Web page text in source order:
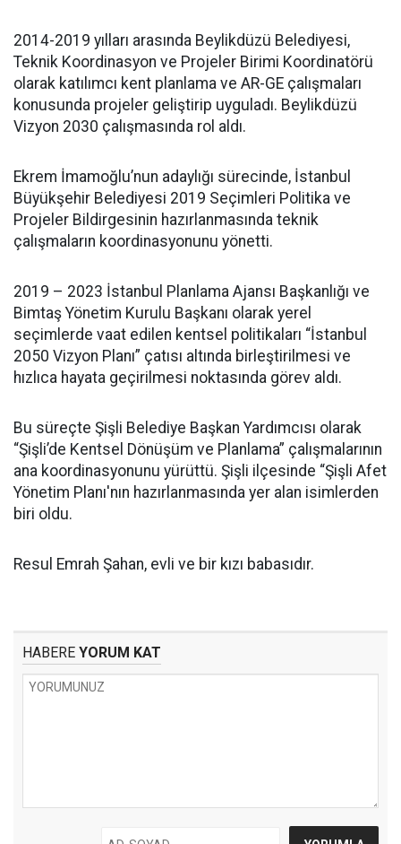
2014-2019 yılları arasında Beylikdüzü Belediyesi,
Teknik Koordinasyon ve Projeler Birimi Koordinatörü
olarak katılımcı kent planlama ve AR-GE çalışmaları
konusunda projeler geliştirip uyguladı. Beylikdüzü
Vizyon 2030 çalışmasında rol aldı.
Ekrem İmamoğlu’nun adaylığı sürecinde, İstanbul
Büyükşehir Belediyesi 2019 Seçimleri Politika ve
Projeler Bildirgesinin hazırlanmasında teknik
çalışmaların koordinasyonunu yönetti.
2019 – 2023 İstanbul Planlama Ajansı Başkanlığı ve
Bimtaş Yönetim Kurulu Başkanı olarak yerel
seçimlerde vaat edilen kentsel politikaları “İstanbul
2050 Vizyon Planı” çatısı altında birleştirilmesi ve
hızlıca hayata geçirilmesi noktasında görev aldı.
Bu süreçte Şişli Belediye Başkan Yardımcısı olarak
“Şişli’de Kentsel Dönüşüm ve Planlama” çalışmalarının
ana koordinasyonunu yürüttü. Şişli ilçesinde “Şişli Afet
Yönetim Planı'nın hazırlanmasında yer alan isimlerden
biri oldu.
Resul Emrah Şahan, evli ve bir kızı babasıdır.
HABERE YORUM KAT